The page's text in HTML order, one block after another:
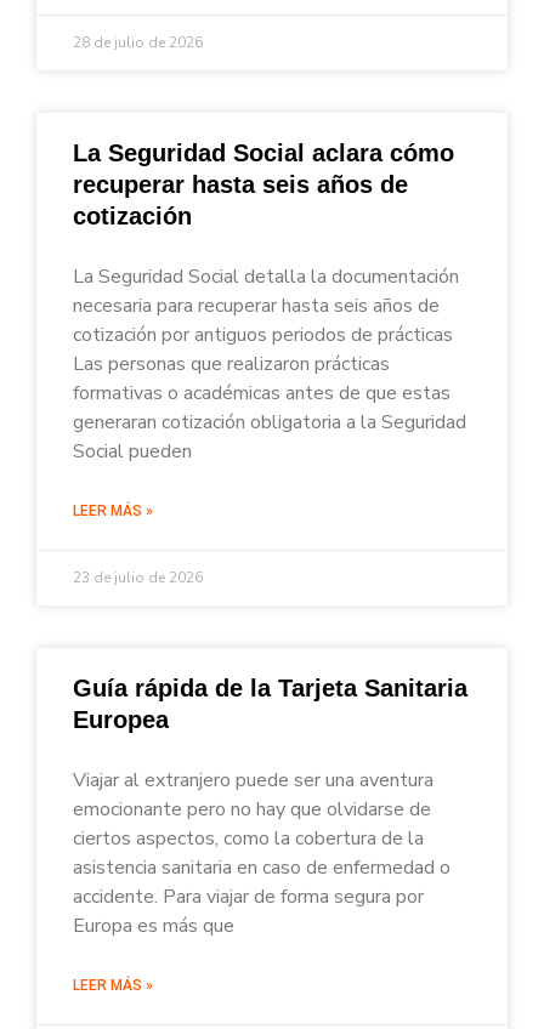
28 de julio de 2026
La Seguridad Social aclara cómo
recuperar hasta seis años de
cotización
La Seguridad Social detalla la documentación
necesaria para recuperar hasta seis años de
cotización por antiguos periodos de prácticas
Las personas que realizaron prácticas
formativas o académicas antes de que estas
generaran cotización obligatoria a la Seguridad
Social pueden
LEER MÁS »
23 de julio de 2026
Guía rápida de la Tarjeta Sanitaria
Europea
Viajar al extranjero puede ser una aventura
emocionante pero no hay que olvidarse de
ciertos aspectos, como la cobertura de la
asistencia sanitaria en caso de enfermedad o
accidente. Para viajar de forma segura por
Europa es más que
LEER MÁS »